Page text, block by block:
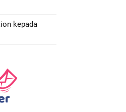
kepada